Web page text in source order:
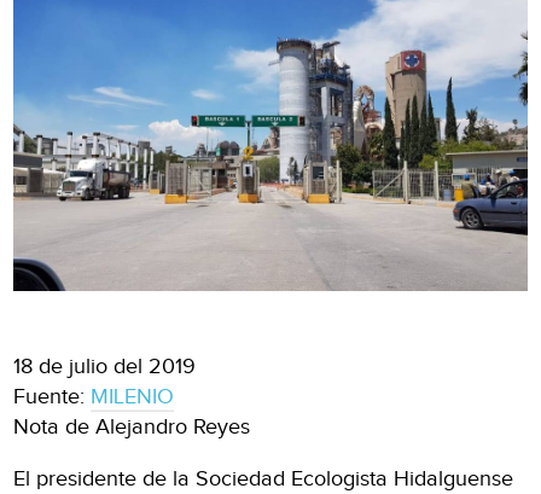
18 de julio del 2019
Fuente: MILENIO
Nota de Alejandro Reyes
El presidente de la Sociedad Ecologista Hidalguense